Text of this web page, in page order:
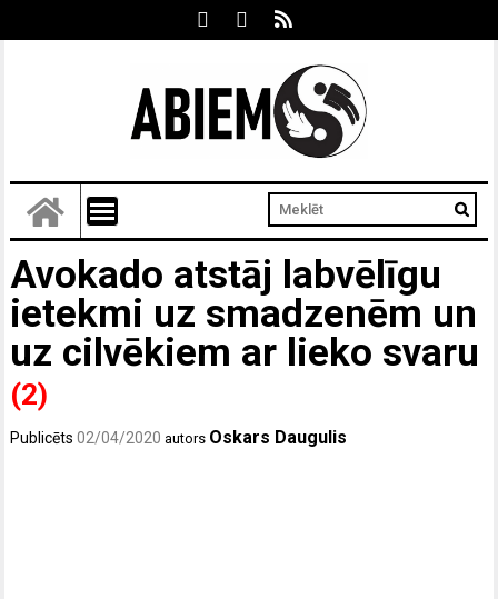
Avokado atstāj labvēlīgu
ietekmi uz smadzenēm un
uz cilvēkiem ar lieko svaru
(2)
Publicēts02/04/2020 autors Oskars Daugulis